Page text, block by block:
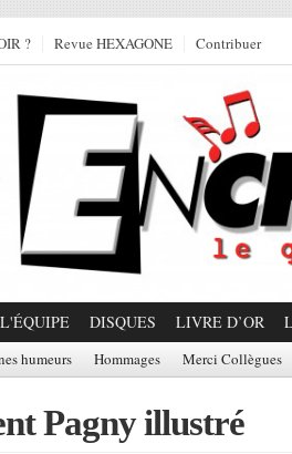
? Revue HEXAGONE Contribuer
L'ÉQUIPE DISQUES LIVRE D’OR
humeurs Hommages Merci Collègues
Pagny illustré